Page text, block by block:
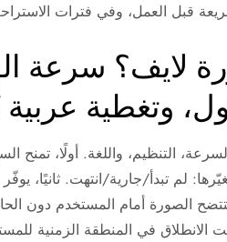
لايف؟ سرعة
وتغطية عربية
التنظيم، واللغة. أولًا، تمنح
لم تبدأ/جارية/انتهت. ثانيًا،
لتتضح الصورة أمام المستخدم دون
الانطلاق في المنطقة الزمنية